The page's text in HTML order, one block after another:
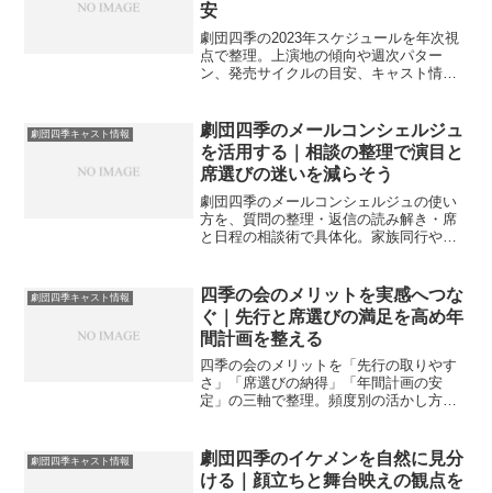
安
劇団四季の2023年スケジュールを年次視
点で整理。上演地の傾向や週次パター
ン、発売サイクルの目安、キャスト情報
ます。
劇団四季キャスト情報
劇団四季のメールコンシェルジュ
を活用する｜相談の整理で演目と
席選びの迷いを減らそう
劇団四季のメールコンシェルジュの使い
方を、質問の整理・返信の読み解き・席
と日程の相談術で具体化。家族同行や遠
劇団四季キャスト情報
四季の会のメリットを実感へつな
ぐ｜先行と席選びの満足を高め年
間計画を整える
四季の会のメリットを「先行の取りやす
さ」「席選びの納得」「年間計画の安
定」の三軸で整理。頻度別の活かし方や
劇団四季キャスト情報
劇団四季のイケメンを自然に見分
ける｜顔立ちと舞台映えの観点を